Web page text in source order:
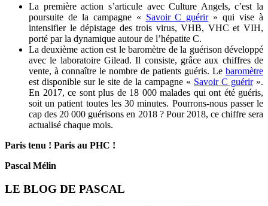
La première action s’articule avec Culture Angels, c’est la
poursuite de la campagne « Savoir C guérir » qui vise à
intensifier le dépistage des trois virus, VHB, VHC et VIH,
porté par la dynamique autour de l’hépatite C.
La deuxième action est le baromètre de la guérison développé
avec le laboratoire Gilead. Il consiste, grâce aux chiffres de
vente, à connaître le nombre de patients guéris. Le baromètre
est disponible sur le site de la campagne « Savoir C guérir ».
En 2017, ce sont plus de 18 000 malades qui ont été guéris,
soit un patient toutes les 30 minutes. Pourrons-nous passer le
cap des 20 000 guérisons en 2018 ? Pour 2018, ce chiffre sera
actualisé chaque mois.
Paris tenu ! Paris au PHC !
Pascal Mélin
LE BLOG DE PASCAL